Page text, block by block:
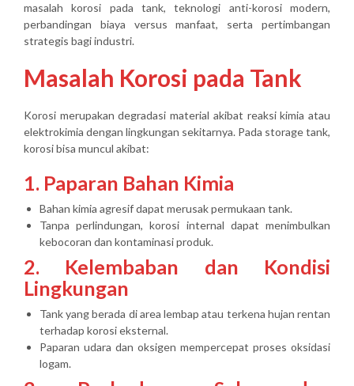
masalah korosi pada tank, teknologi anti-korosi modern,
perbandingan biaya versus manfaat, serta pertimbangan
strategis bagi industri.
Masalah Korosi pada Tank
Korosi merupakan degradasi material akibat reaksi kimia atau
elektrokimia dengan lingkungan sekitarnya. Pada storage tank,
korosi bisa muncul akibat:
1. Paparan Bahan Kimia
Bahan kimia agresif dapat merusak permukaan tank.
Tanpa perlindungan, korosi internal dapat menimbulkan
kebocoran dan kontaminasi produk.
2. Kelembaban dan Kondisi
Lingkungan
Tank yang berada di area lembap atau terkena hujan rentan
terhadap korosi eksternal.
Paparan udara dan oksigen mempercepat proses oksidasi
logam.